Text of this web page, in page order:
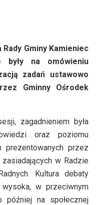
Rady Gminy Kamieniec
były na omówieniu
zadań ustawowo
Gminny Ośrodek
zagadnieniem była
oraz poziomu
prezentowanych przez
w Radzie
Kultura debaty
w przeciwnym
na społecznej